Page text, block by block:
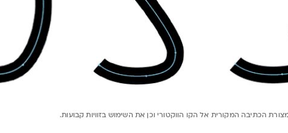
הכתיבה המקורית אל הקו הווקטורי וכן את השימוש בזוויות קבועות.